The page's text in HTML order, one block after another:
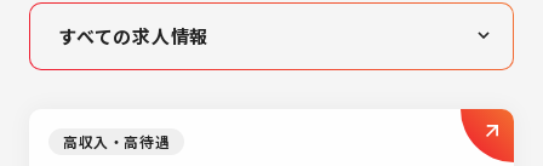
すべての求人情報
高収入・高待遇
高収入・高待遇